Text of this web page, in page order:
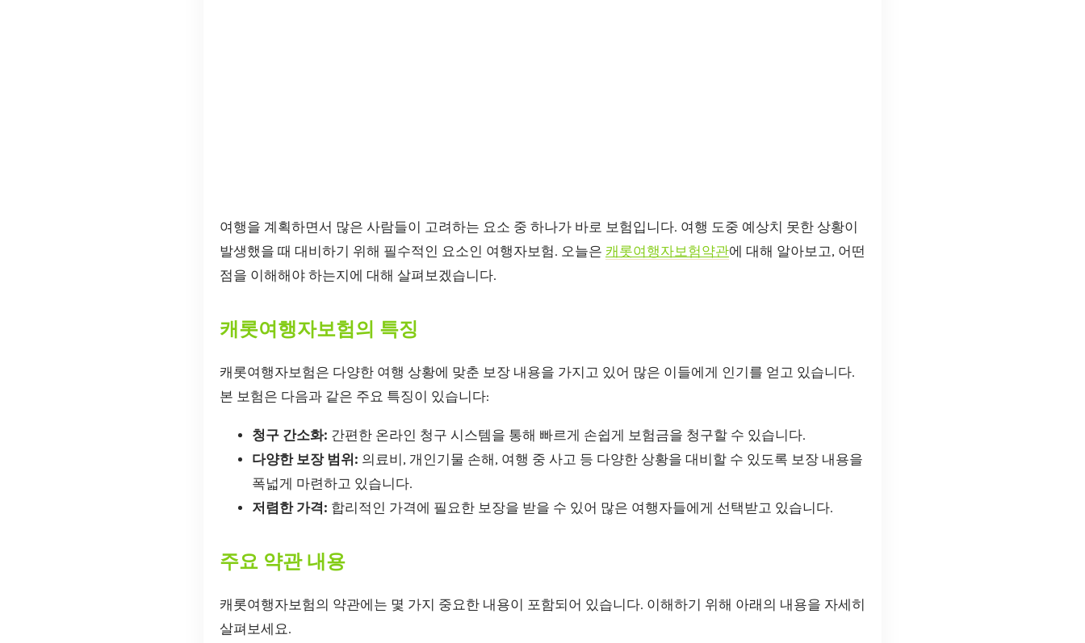
여행을 계획하면서 많은 사람들이 고려하는 요소 중 하나가 바로 보험입니다. 여행 도중 예상치 못한 상황이
발생했을 때 대비하기 위해 필수적인 요소인 여행자보험. 오늘은 캐롯여행자보험약관에 대해 알아보고, 어떤
점을 이해해야 하는지에 대해 살펴보겠습니다.
캐롯여행자보험의 특징
캐롯여행자보험은 다양한 여행 상황에 맞춘 보장 내용을 가지고 있어 많은 이들에게 인기를 얻고 있습니다.
본 보험은 다음과 같은 주요 특징이 있습니다:
청구 간소화: 간편한 온라인 청구 시스템을 통해 빠르게 손쉽게 보험금을 청구할 수 있습니다.
다양한 보장 범위: 의료비, 개인기물 손해, 여행 중 사고 등 다양한 상황을 대비할 수 있도록 보장 내용을
폭넓게 마련하고 있습니다.
저렴한 가격: 합리적인 가격에 필요한 보장을 받을 수 있어 많은 여행자들에게 선택받고 있습니다.
주요 약관 내용
캐롯여행자보험의 약관에는 몇 가지 중요한 내용이 포함되어 있습니다. 이해하기 위해 아래의 내용을 자세히
살펴보세요.